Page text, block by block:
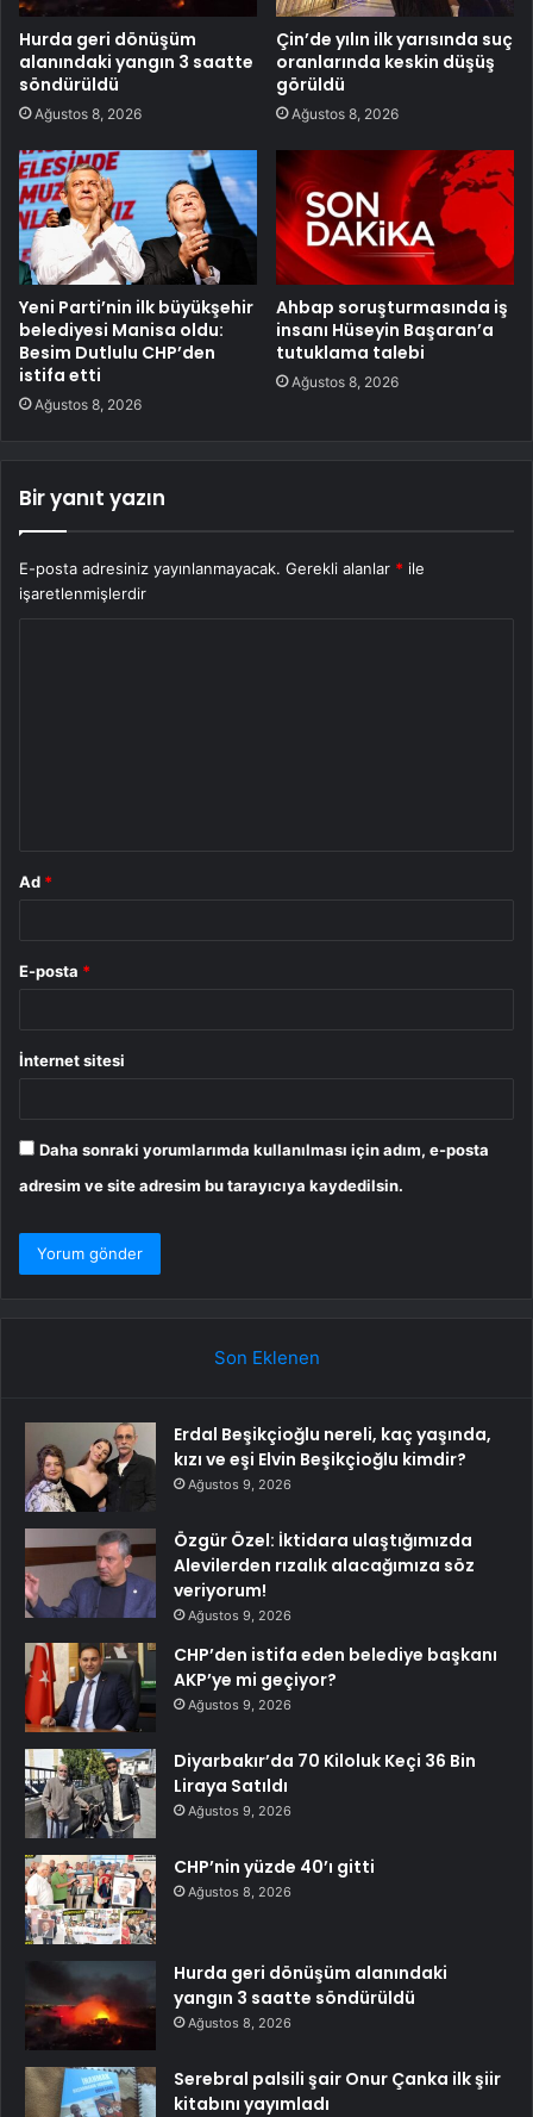
Hurda geri dönüşüm
alanındaki yangın 3 saatte
söndürüldü
Ağustos 8, 2026
Çin’de yılın ilk yarısında suç
oranlarında keskin düşüş
görüldü
Ağustos 8, 2026
Yeni Parti’nin ilk büyükşehir
belediyesi Manisa oldu:
Besim Dutlulu CHP’den
istifa etti
Ağustos 8, 2026
Ahbap soruşturmasında iş
insanı Hüseyin Başaran’a
tutuklama talebi
Ağustos 8, 2026
Bir yanıt yazın
E-posta adresiniz yayınlanmayacak. Gerekli alanlar * ile
işaretlenmişlerdir
Ad *
E-posta *
İnternet sitesi
Daha sonraki yorumlarımda kullanılması için adım, e-posta
adresim ve site adresim bu tarayıcıya kaydedilsin.
Son Eklenen
Erdal Beşikçioğlu nereli, kaç yaşında,
kızı ve eşi Elvin Beşikçioğlu kimdir?
Ağustos 9, 2026
Özgür Özel: İktidara ulaştığımızda
Alevilerden rızalık alacağımıza söz
veriyorum!
Ağustos 9, 2026
CHP’den istifa eden belediye başkanı
AKP’ye mi geçiyor?
Ağustos 9, 2026
Diyarbakır’da 70 Kiloluk Keçi 36 Bin
Liraya Satıldı
Ağustos 9, 2026
CHP’nin yüzde 40’ı gitti
Ağustos 8, 2026
Hurda geri dönüşüm alanındaki
yangın 3 saatte söndürüldü
Ağustos 8, 2026
Serebral palsili şair Onur Çanka ilk şiir
kitabını yayımladı